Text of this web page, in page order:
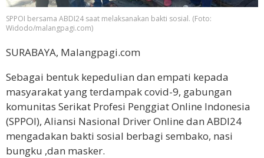
SPPOI bersama ABDI24 saat melaksanakan bakti sosial. (Foto:
Widodo/malangpagi.com)
SURABAYA, Malangpagi.com
Sebagai bentuk kepedulian dan empati kepada
masyarakat yang terdampak covid-9, gabungan
komunitas Serikat Profesi Penggiat Online Indonesia
(SPPOI), Aliansi Nasional Driver Online dan ABDI24
mengadakan bakti sosial berbagi sembako, nasi
bungku ,dan masker.